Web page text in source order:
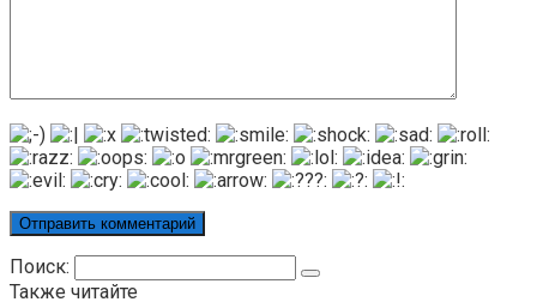
Поиск:
Также читайте